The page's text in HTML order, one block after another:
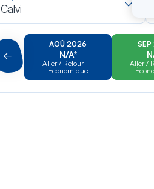
Calvi
la
Précédent
AOÛ 2026
N/A*
Aller / Retour —
Économique
Aller /